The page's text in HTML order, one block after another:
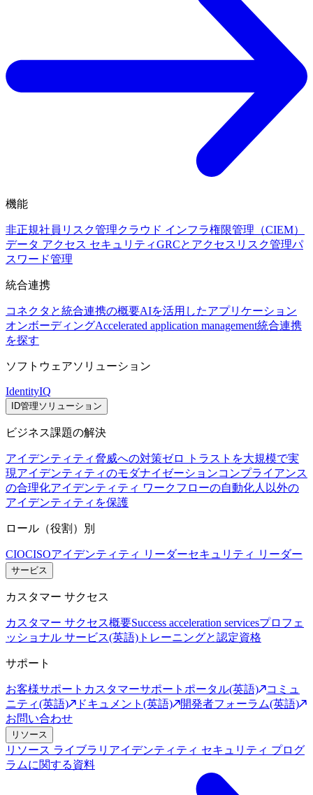
機能
非正規社員リスク管理クラウド インフラ権限管理（CIEM）
データ アクセス セキュリティGRCとアクセスリスク管理パ
スワード管理
統合連携
コネクタと統合連携の概要AIを活用したアプリケーション
オンボーディングAccelerated application management統合連携
を探す
ソフトウェアソリューション
IdentityIQ
ID管理ソリューション
ビジネス課題の解決
アイデンティティ脅威への対策ゼロ トラストを大規模で実
現アイデンティティのモダナイゼーションコンプライアンス
の合理化アイデンティティ ワークフローの自動化人以外の
アイデンティティを保護
ロール（役割）別
CIOCISOアイデンティティ リーダーセキュリティ リーダー
サービス
カスタマー サクセス
カスタマー サクセス概要Success acceleration servicesプロフェ
ッショナル サービス(英語) トレーニングと認定資格
サポート
お客様サポート カスタマーサポートポータル(英語)
コミュ
ニティ(英語)
ドキュメント(英語)
開発者フォーラム(英語)
お問い合わせ
リソース
リソース ライブラリ アイデンティティ セキュリティ プログ
ラムに関する資料